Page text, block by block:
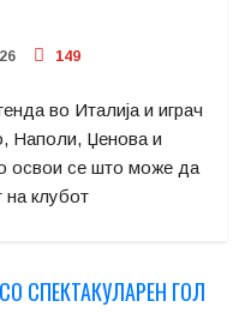
149
во Италија и играч
Наполи, Џенова и
освои се што може да
на клубот